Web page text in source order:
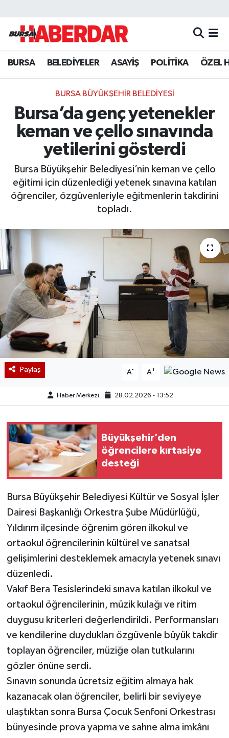
BURSA BELEDİYELER ASAYİŞ POLİTİKA ÖZEL
BURSA BÜYÜKŞEHİR BELEDİYESİ
Bursa’da genç yetenekler
keman ve çello sınavında
yetilerini gösterdi
Bursa Büyükşehir Belediyesi’nin keman ve çello
eğitimi için düzenlediği yetenek sınavına katılan
öğrenciler, özgüvenleriyle eğitmenlerin takdirini
topladı.
Paylaş A- A+
Haber Merkezi 28.02.2026 - 13:52
Büyükşehir’den
öğrencilere kırtasiye
desteği
Bursa Büyükşehir Belediyesi Kültür ve Sosyal İşler
Dairesi Başkanlığı Orkestra Şube Müdürlüğü,
Yıldırım ilçesinde öğrenim gören ilkokul ve
ortaokul öğrencilerinin kültürel ve sanatsal
gelişimlerini desteklemek amacıyla yetenek sınavı
düzenledi.
Vakıf Bera Tesislerindeki sınava katılan ilkokul ve
ortaokul öğrencilerinin, müzik kulağı ve ritim
duygusu kriterleri değerlendirildi. Performansları
ve kendilerine duydukları özgüvenle büyük takdir
toplayan öğrenciler, müziğe olan tutkularını
gözler önüne serdi.
Sınavın sonunda ücretsiz eğitim almaya hak
kazanacak olan öğrenciler, belirli bir seviyeye
ulaştıktan sonra Bursa Çocuk Senfoni Orkestrası
bünyesinde prova yapma ve sahne alma imkânı
Hava Durumu
Trafik Durumu
Süper Lig Puan Durumu ve Fikstür
Tüm Manşetler
Son Dakika Haberleri
Haber Arşivi